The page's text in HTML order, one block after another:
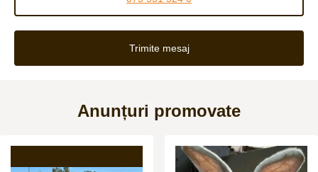
Trimite mesaj
Anunțuri promovate